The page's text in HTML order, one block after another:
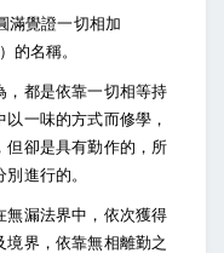
滿覺證一切相加
的名稱。
，都是依靠一切相等持
一味的方式而修學，
但卻是具有勤作的，所
進行的。
無漏法界中，依次獲得
界，依靠無相離勤之